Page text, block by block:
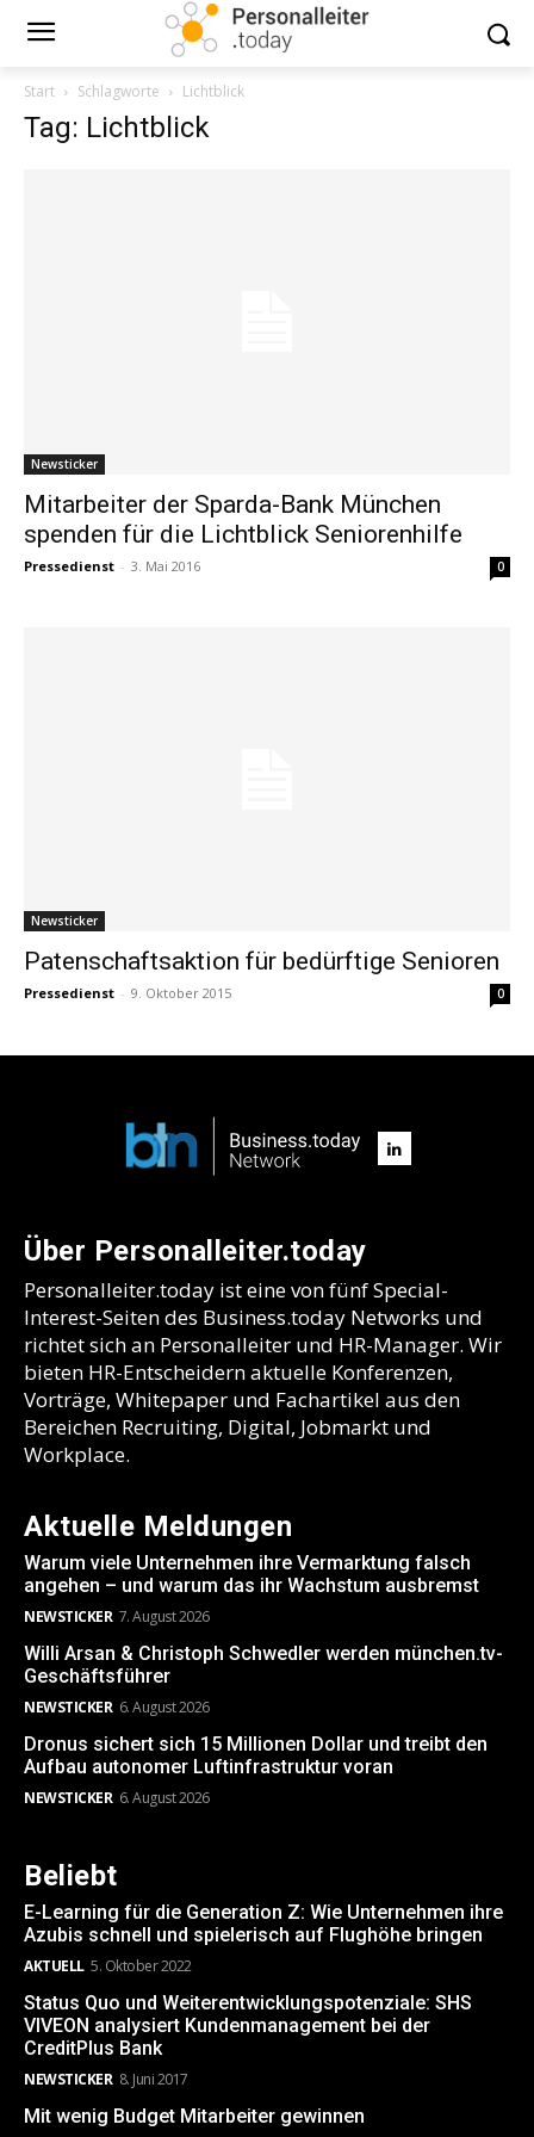
Start Schlagworte Lichtblick
Tag: Lichtblick
Newsticker
Mitarbeiter der Sparda-Bank München
spenden für die Lichtblick Seniorenhilfe
Pressedienst - 3. Mai 2016 0
Newsticker
Patenschaftsaktion für bedürftige Senioren
Pressedienst - 9. Oktober 2015 0
Über Personalleiter.today
Personalleiter.today ist eine von fünf Special-
Interest-Seiten des Business.today Networks und
richtet sich an Personalleiter und HR-Manager. Wir
bieten HR-Entscheidern aktuelle Konferenzen,
Vorträge, Whitepaper und Fachartikel aus den
Bereichen Recruiting, Digital, Jobmarkt und
Workplace.
Aktuelle Meldungen
Warum viele Unternehmen ihre Vermarktung falsch
angehen – und warum das ihr Wachstum ausbremst
NEWSTICKER 7. August 2026
Willi Arsan & Christoph Schwedler werden münchen.tv-
Geschäftsführer
NEWSTICKER 6. August 2026
Dronus sichert sich 15 Millionen Dollar und treibt den
Aufbau autonomer Luftinfrastruktur voran
NEWSTICKER 6. August 2026
Beliebt
E-Learning für die Generation Z: Wie Unternehmen ihre
Azubis schnell und spielerisch auf Flughöhe bringen
AKTUELL 5. Oktober 2022
Status Quo und Weiterentwicklungspotenziale: SHS
VIVEON analysiert Kundenmanagement bei der
CreditPlus Bank
NEWSTICKER 8. Juni 2017
Mit wenig Budget Mitarbeiter gewinnen